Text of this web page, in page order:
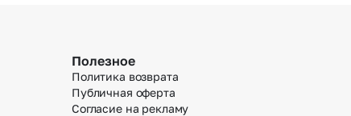
Полезное
Политика возврата
Публичная оферта
Согласие на рекламу